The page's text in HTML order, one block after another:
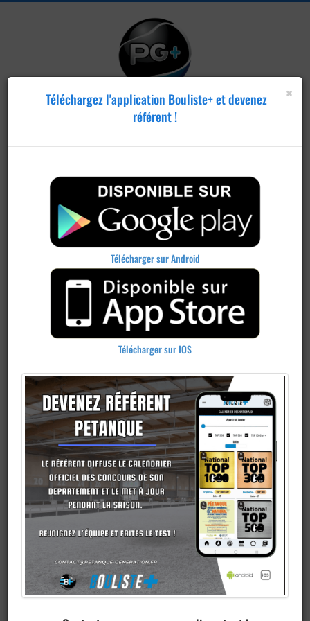
Publier un
concours
Ajouter un
club
×
Téléchargez l'application Bouliste+ et devenez
référent !
Télécharger sur Android
Télécharger sur IOS